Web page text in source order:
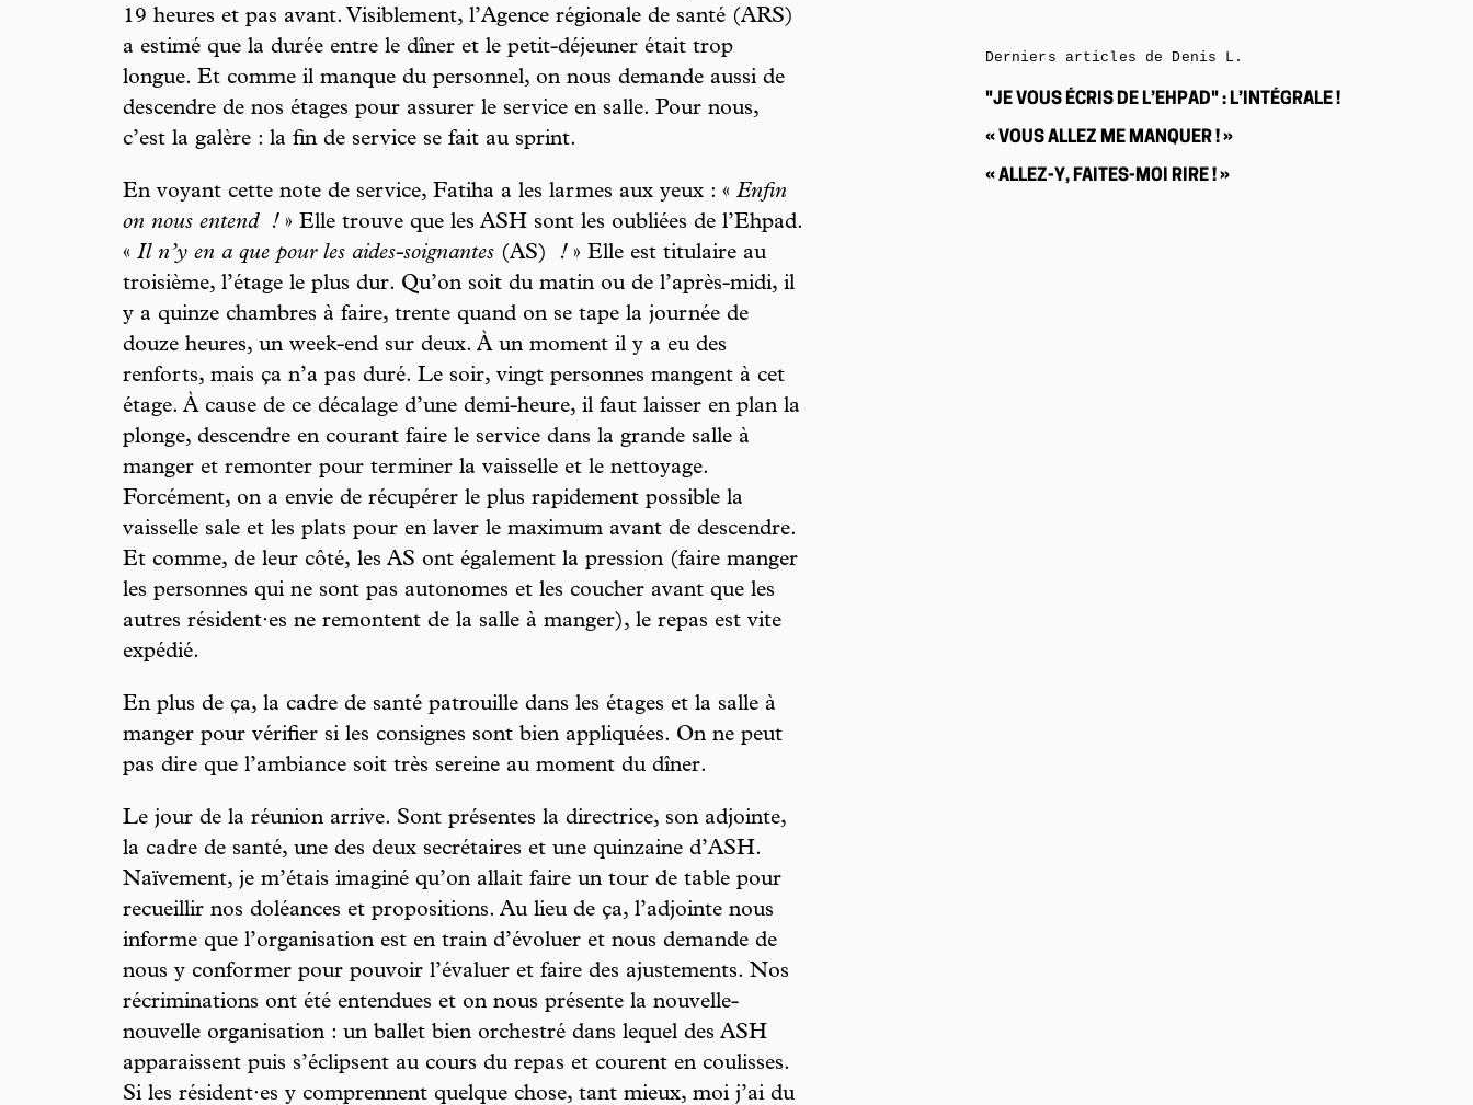
19 heures et pas avant. Visiblement, l’Agence régionale de santé (ARS)
a estimé que la durée entre le dîner et le petit-déjeuner était trop
longue. Et comme il manque du personnel, on nous demande aussi de
descendre de nos étages pour assurer le service en salle. Pour nous,
c’est la galère : la fin de service se fait au sprint.
En voyant cette note de service, Fatiha a les larmes aux yeux : « Enfin
on nous entend
! » Elle trouve que les ASH sont les oubliées de l’Ehpad.
« Il n’y en a que pour les aides-soignantes (AS) ! » Elle est titulaire au
troisième, l’étage le plus dur. Qu’on soit du matin ou de l’après-midi, il
y a quinze chambres à faire, trente quand on se tape la journée de
douze heures, un week-end sur deux. À un moment il y a eu des
renforts, mais ça n’a pas duré. Le soir, vingt personnes mangent à cet
étage. À cause de ce décalage d’une demi-heure, il faut laisser en plan la
plonge, descendre en courant faire le service dans la grande salle à
manger et remonter pour terminer la vaisselle et le nettoyage.
Forcément, on a envie de récupérer le plus rapidement possible la
vaisselle sale et les plats pour en laver le maximum avant de descendre.
Et comme, de leur côté, les AS ont également la pression (faire manger
les personnes qui ne sont pas autonomes et les coucher avant que les
autres résident·es ne remontent de la salle à manger), le repas est vite
expédié.
En plus de ça, la cadre de santé patrouille dans les étages et la salle à
manger pour vérifier si les consignes sont bien appliquées. On ne peut
pas dire que l’ambiance soit très sereine au moment du dîner.
Le jour de la réunion arrive. Sont présentes la directrice, son adjointe,
la cadre de santé, une des deux secrétaires et une quinzaine d’ASH.
Naïvement, je m’étais imaginé qu’on allait faire un tour de table pour
recueillir nos doléances et propositions. Au lieu de ça, l’adjointe nous
informe que l’organisation est en train d’évoluer et nous demande de
nous y conformer pour pouvoir l’évaluer et faire des ajustements. Nos
récriminations ont été entendues et on nous présente la nouvelle-
nouvelle organisation : un ballet bien orchestré dans lequel des ASH
apparaissent puis s’éclipsent au cours du repas et courent en coulisses.
Si les résident·es y comprennent quelque chose, tant mieux, moi j’ai du
Derniers articles de Denis L.
"JE VOUS ÉCRIS DE L’EHPAD" : L’INTÉGRALE !
« VOUS ALLEZ ME MANQUER ! »
« ALLEZ-Y, FAITES-MOI RIRE ! »